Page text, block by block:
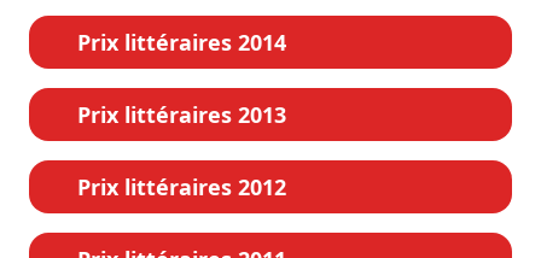
Prix littéraires 2014
Prix littéraires 2013
Prix littéraires 2012